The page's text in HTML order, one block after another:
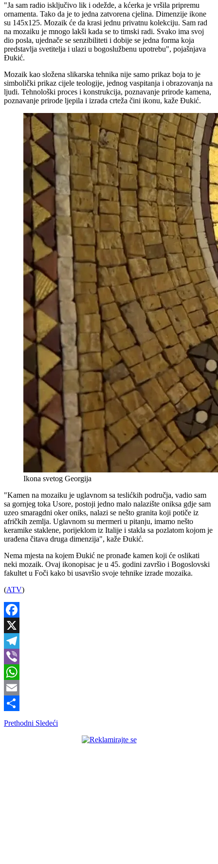
"Ja sam radio isključivo lik i odežde, a kćerka je vršila pripremu
ornamenta. Tako da je to jedna zatvorena cjelina. Dimenzije ikone
su 145x125. Mozaik će da krasi jednu privatnu kolekciju. Sam rad
na mozaiku je mnogo lakši kada se to timski radi. Svako ima svoj
dio posla, ujednače se senzibiliteti i dobije se jedna forma koja
predstavlja svetitelja i ulazi u bogoslužbenu upotrebu", pojašnjava
Đukić.
Mozaik kao složena slikarska tehnika nije samo prikaz boja to je
simbolički prikaz cijele teologije, jednog vaspitanja i obrazovanja na
ljudi. Tehnološki proces i konstrukcija, poznavanje prirode kamena,
poznavanje prirode ljepila i izrada crteža čini ikonu, kaže Đukić.
Ikona svetog Georgija
"Kamen na mozaiku je uglavnom sa teslićkih područja, vadio sam
sa gornjeg toka Usore, postoji jedno malo nalazište oniksa gdje sam
uzeo smaragdni oker oniks, nalazi se nešto granita koji potiče iz
afričkih zemlja. Uglavnom su mermeri u pitanju, imamo nešto
keramike staklene, porijeklom iz Italije i stakla sa pozlatom kojom je
urađena čitava druga dimenzija", kaže Đukić.
Nema mjesta na kojem Đukić ne pronađe kamen koji će oslikati
neki mozaik. Ovaj ikonopisac je u 45. godini završio i Bogoslovski
fakultet u Foči kako bi usavršio svoje tehnike izrade mozaika.
(ATV)
Facebook
X
Telegram
Viber
WhatsApp
Email
Share
Prethodni Sledeći